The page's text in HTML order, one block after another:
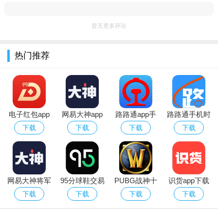
4、我们点击开启音乐；
暂无更多评论
热门推荐
电子红包app
官方版
下载
网易大神app
华为版下载官
方最新版
下载
路路通app手
机版
下载
路路通手机时
刻表app官方
安卓版
下载
网易大神将军
令下载安装官
下载
95分球鞋交易
app平台下载
下载
PUBG战神十
字架下载安卓
下载
识货app下载
官方正版最新
下载